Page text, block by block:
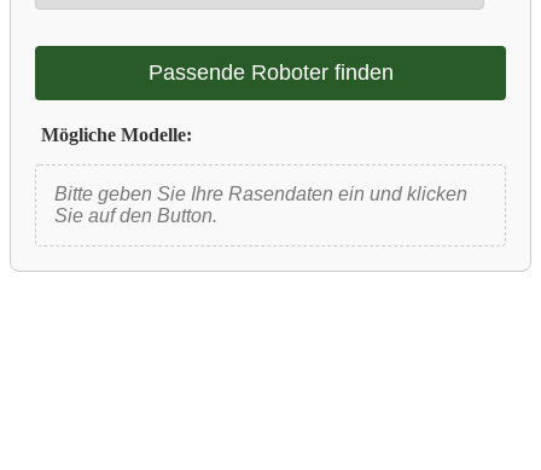
Passende Roboter finden
Mögliche Modelle:
Bitte geben Sie Ihre Rasendaten ein und klicken
Sie auf den Button.